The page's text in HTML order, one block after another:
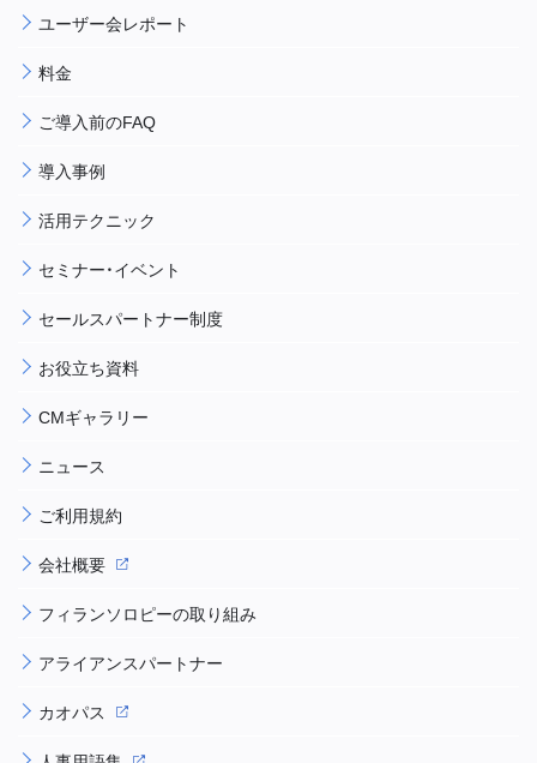
ユーザー会レポート
料金
ご導入前のFAQ
導入事例
活用テクニック
セミナー・イベント
セールスパートナー制度
お役立ち資料
CMギャラリー
ニュース
ご利用規約
会社概要
フィランソロピーの取り組み
アライアンスパートナー
カオパス